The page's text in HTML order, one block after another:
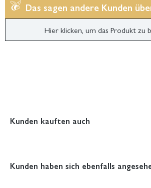
Das sagen andere Kunden
Hier klicken, um das Produkt zu
Kunden kauften auch
Kunden haben sich ebenfalls